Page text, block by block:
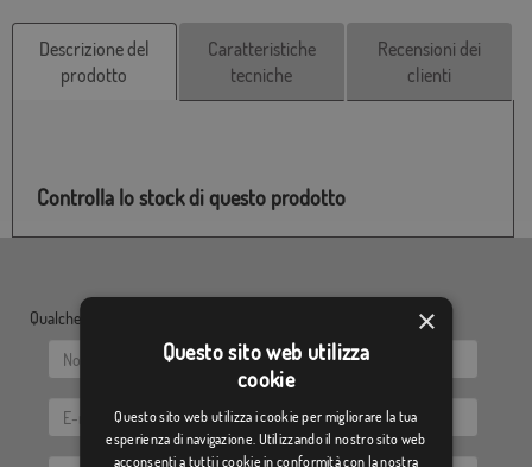
Descrizione del
prodotto
Caratteristiche
tecniche
Recensioni dei
clienti
Controlla lo stock di questo prodotto
Qualche dubbio? Inviaci le tue domande: ×
Questo sito web utilizza
cookie
Questo sito web utilizza i cookie per migliorare la tua
esperienza di navigazione. Utilizzando il nostro sito web
acconsenti a tutti i cookie in conformità con la nostra